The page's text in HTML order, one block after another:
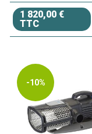
1 820,00 €
TTC
-10%